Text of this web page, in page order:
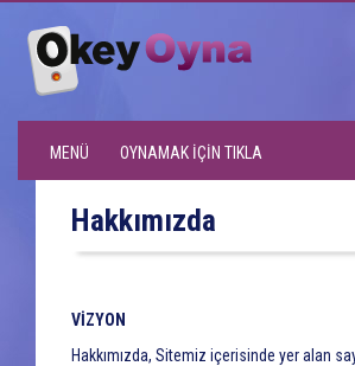
MENÜ OYNAMAK İÇİN TIKLA
Hakkımızda
VİZYON
Hakkımızda, Sitemiz içerisinde yer alan